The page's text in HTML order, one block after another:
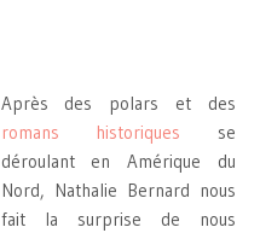
Après des polars et des
romans historiques se
déroulant en Amérique du
Nord, Nathalie Bernard nous
fait la surprise de nous